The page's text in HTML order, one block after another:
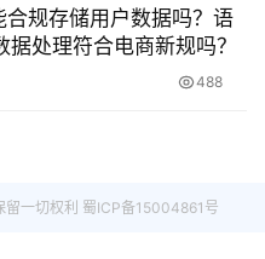
合规存储用户数据吗？语
处理符合电商新规吗？
488
一切权利 蜀ICP备15004861号